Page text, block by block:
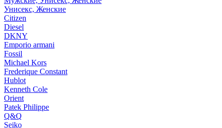
Унисекс, Женские
Citizen
Diesel
DKNY
Emporio armani
Fossil
Michael Kors
Frederique Constant
Hublot
Kenneth Cole
Orient
Patek Philippe
Q&Q
Seiko